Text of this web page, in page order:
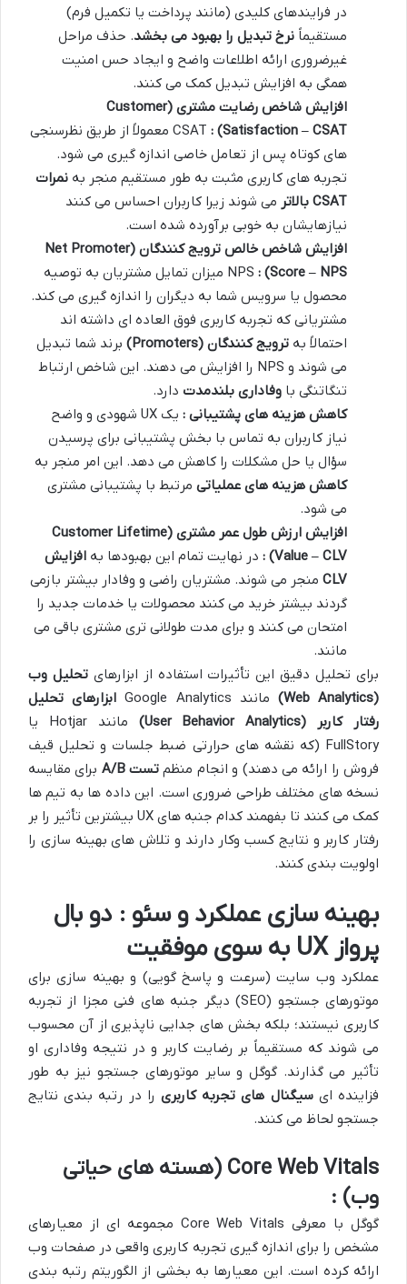
در فرایندهای کلیدی (مانند پرداخت یا تکمیل فرم)
مستقیماً نرخ تبدیل را بهبود می بخشد. حذف مراحل
غیرضروری ارائه اطلاعات واضح و ایجاد حس امنیت
همگی به افزایش تبدیل کمک می کنند.
افزایش شاخص رضایت مشتری (Customer
Satisfaction – CSAT) :
CSAT معمولاً از طریق نظرسنجی
های کوتاه پس از تعامل خاصی اندازه گیری می شود.
تجربه های کاربری مثبت به طور مستقیم منجر به نمرات
CSAT بالاتر می شوند زیرا کاربران احساس می کنند
نیازهایشان به خوبی برآورده شده است.
افزایش شاخص خالص ترویج کنندگان (Net Promoter
Score – NPS) :
NPS میزان تمایل مشتریان به توصیه
محصول یا سرویس شما به دیگران را اندازه گیری می کند.
مشتریانی که تجربه کاربری فوق العاده ای داشته اند
احتمالاً به ترویج کنندگان (Promoters)
برند شما تبدیل
می شوند و NPS را افزایش می دهند. این شاخص ارتباط
تنگاتنگی با وفاداری بلندمدت دارد.
کاهش هزینه های پشتیبانی :
یک UX شهودی و واضح
نیاز کاربران به تماس با بخش پشتیبانی برای پرسیدن
سؤال یا حل مشکلات را کاهش می دهد. این امر منجر به
کاهش هزینه های عملیاتی مرتبط با پشتیبانی مشتری
می شود.
افزایش ارزش طول عمر مشتری (Customer Lifetime
Value – CLV)
: در نهایت تمام این بهبودها به افزایش
CLV منجر می شوند. مشتریان راضی و وفادار بیشتر بازمی
گردند بیشتر خرید می کنند محصولات یا خدمات جدید را
امتحان می کنند و برای مدت طولانی تری مشتری باقی می
مانند.
برای تحلیل دقیق این تأثیرات استفاده از ابزارهایتحلیل وب
(Web Analytics)
مانند Google Analytics
ابزارهای تحلیل
رفتار کاربر
(User Behavior Analytics)
مانند Hotjar یا
FullStory (که نقشه های حرارتی ضبط جلسات و تحلیل قیف
فروش را ارائه می دهند) و انجام منظم تستA/B
برای مقایسه
نسخه های مختلف طراحی ضروری است. این داده ها به تیم ها
کمک می کنند تا بفهمند کدام جنبه های UX بیشترین تأثیر را بر
رفتار کاربر و نتایج کسب وکار دارند و تلاش های بهینه سازی را
اولویت بندی کنند.
بهینه سازی عملکرد و سئو : دو بال
پرواز UX به سوی موفقیت
عملکرد وب سایت (سرعت و پاسخ گویی) و بهینه سازی برای
موتورهای جستجو (SEO) دیگر جنبه های فنی مجزا از تجربه
کاربری نیستند؛ بلکه بخش های جدایی ناپذیری از آن محسوب
می شوند که مستقیماً بر رضایت کاربر و در نتیجه وفاداری او
تأثیر می گذارند. گوگل و سایر موتورهای جستجو نیز به طور
فزاینده ایسیگنال های تجربه کاربری را در رتبه بندی نتایج
جستجو لحاظ می کنند.
Core Web Vitals (هسته های حیاتی
وب) :
گوگل با معرفی Core Web Vitals مجموعه ای از معیارهای
مشخص را برای اندازه گیری تجربه کاربری واقعی در صفحات وب
ارائه کرده است. این معیارها به بخشی از الگوریتم رتبه بندی